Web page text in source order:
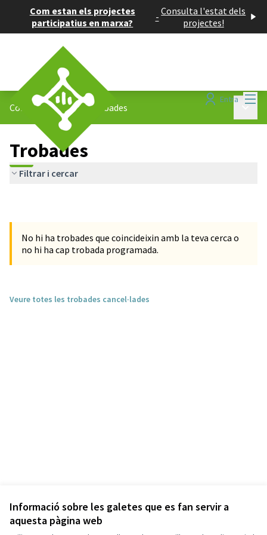
Informació sobre les galetes que es fan servir a
aquesta pàgina web
Com estan els projectes
participatius en marxa?
- Consulta l'estat dels
projectes!
Entra
Consells de Barris /Trobades
Trobades
Filtrar i cercar
No hi ha trobades que coincideixin amb la teva cerca o
no hi ha cap trobada programada.
Veure totes les trobades cancel·lades